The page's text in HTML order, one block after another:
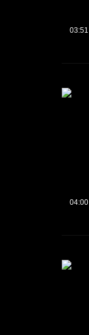
03:51
04:00